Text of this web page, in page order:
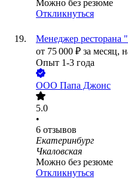
Можно без резюме
Откликнуться
Менеджер ресторана
от 75 000 ₽ за месяц,
Опыт 1-3 года
ООО Папа Джонс
5.0
•
6 отзывов
Екатеринбург
Чкаловская
Можно без резюме
Откликнуться